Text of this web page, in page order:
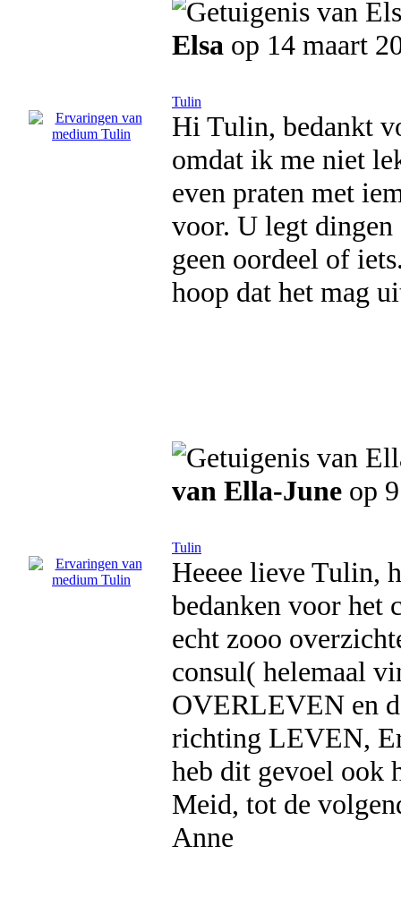
Elsa op 14 maart
Tulin
Hi Tulin, bedankt
omdat ik me niet
even praten met
voor. U legt
geen oordeel of
hoop dat het mag
van Ella-June op
Tulin
Heeee lieve Tulin,
bedanken voor het
echt zooo
consul( helemaal
OVERLEVEN en
richting LEVEN,
heb dit gevoel ook
Meid, tot de
Anne